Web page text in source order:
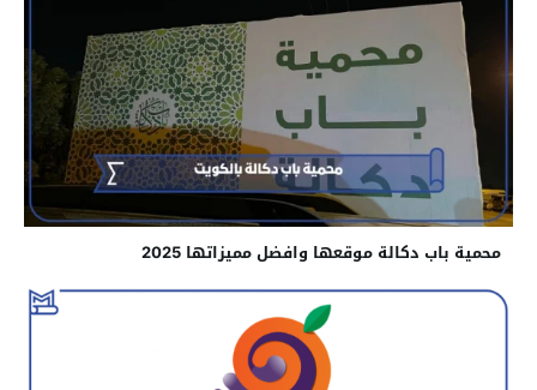
محمية باب دكالة موقعها وافضل مميزاتها 2025